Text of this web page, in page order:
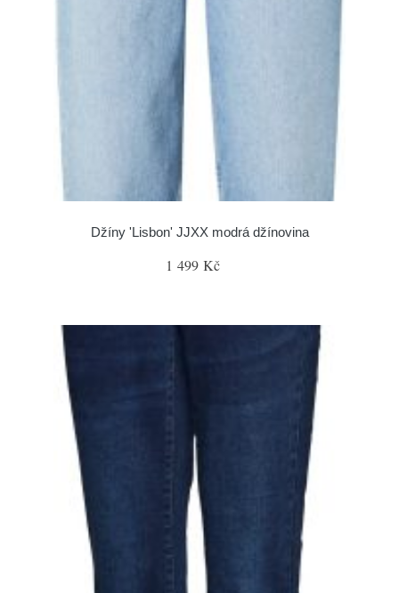
Džíny 'Lisbon' JJXX modrá džínovina
1 499 Kč